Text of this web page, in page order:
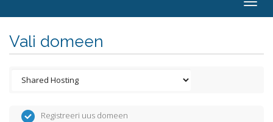
Vali domeen
Registreeri uus domeen